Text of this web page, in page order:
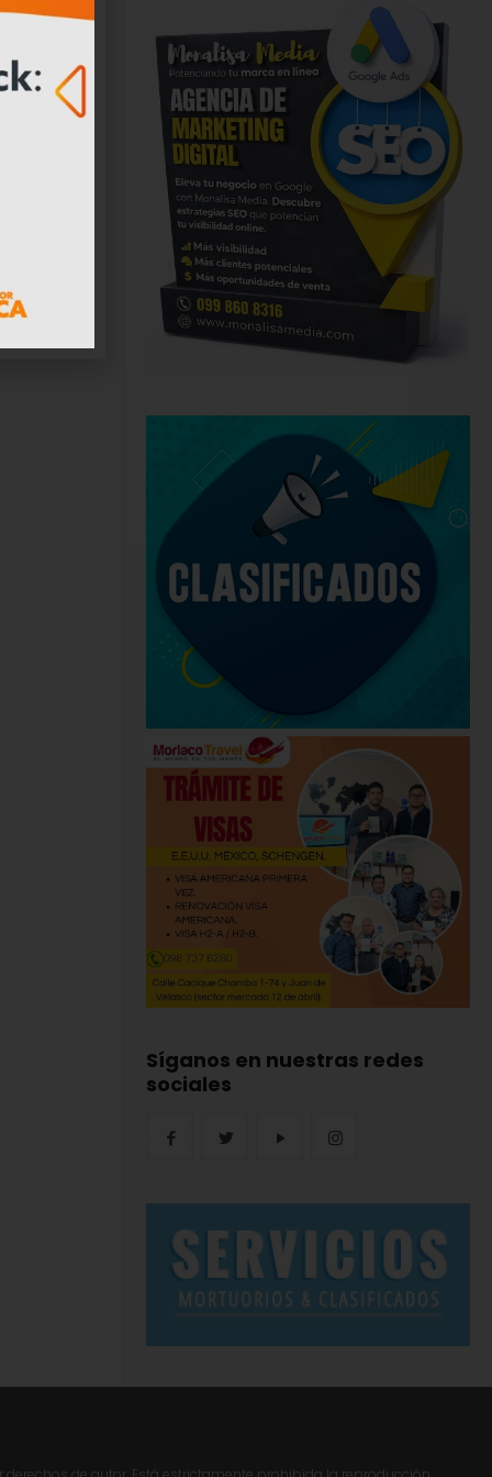
Síganos en nuestras redes
sociales